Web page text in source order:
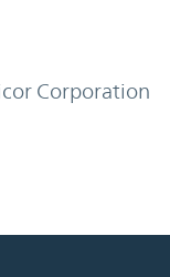
Corporation